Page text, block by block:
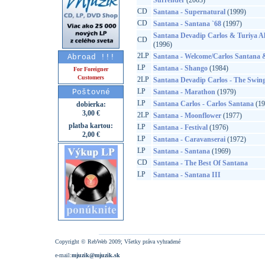
Abroad !!!
For Foreigner
Customers
Poštovné
dobierka:
3,00 €
platba kartou:
2,00 €
CD
Santana - Supernatural(1999)
CD
Santana - Santana `68(1997)
CD
Santana Devadip Carlos & Turiya
(1996)
2LP Santana - Welcome/Carlos
LP
Santana - Shango(1984)
2LP Santana Devadip Carlos - The
LP
Santana - Marathon(1979)
LP
Santana Carlos - Carlos Santana
2LP Santana - Moonflower(1977)
LP
Santana - Festival(1976)
LP
Santana - Caravanserai(1972)
LP
Santana - Santana(1969)
CD
Santana - The Best Of Santana
LP
Santana - Santana III
Copyright © RebWeb 2009; Všetky práva vyhradené
e-mail:mjuzik@mjuzik.sk